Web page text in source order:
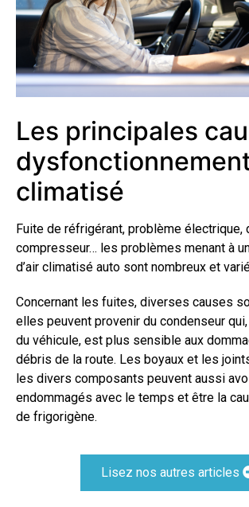
Les principales
dysfonctionnement
climatisé
Fuite de réfrigérant, problème électrique,
compresseur… les problèmes menant à
d’air climatisé auto sont nombreux et
Concernant les fuites, diverses causes
elles peuvent provenir du condenseur qui,
du véhicule, est plus sensible aux
débris de la route. Les boyaux et les
les divers composants peuvent aussi
endommagés avec le temps et être la
de frigorigène.
Lisez nos autres articles